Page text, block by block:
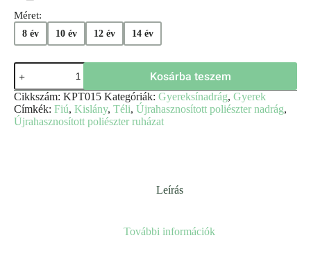
Méret:
8 év 10 év 12 év 14 év
Kosárba teszem
Cikkszám: KPT015 Kategóriák: Gyereksínadrág, Gyerek
Címkék: Fiú, Kislány, Téli, Újrahasznosított poliészter nadrág,
Újrahasznosított poliészter ruházat
Leírás
További információk